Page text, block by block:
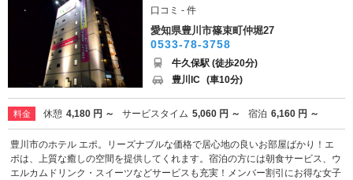
口コミ - 件
愛知県豊川市篠束町仲堀27
0533-78-3758
牛久保駅 (徒歩20分)
豊川IC (車10分)
料金 休憩 4,180 円 ～ サービスタイム 5,060 円 ～ 宿泊 6,160 円 ～
豊川市のホテル エポ。リーズナブルな価格で居心地の良いお部屋ばかり！エ
ポは、上質な癒しの空間を提供してくれます。宿泊の方には朝食サービス、ウ
エルカムドリンク・スイーツなどサービスも充実！メンバー割引にお得な女子